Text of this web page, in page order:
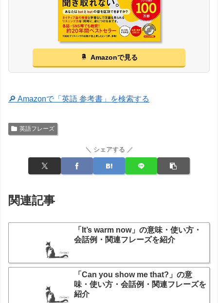
Amazonで見る
🔎 Amazonで「英語 参考書」を検索する
英語フレーズ
＼ シェアする ／
関連記事
「It’s warm now」の意味・使い方・
会話例・関連フレーズを紹介
「Can you show me that?」の意
味・使い方・会話例・関連フレーズを
紹介